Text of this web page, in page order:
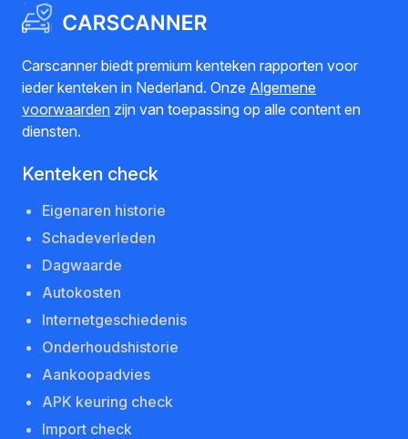
Carscanner biedt premium kenteken rapporten voor
ieder kenteken in Nederland. Onze Algemene
voorwaarden zijn van toepassing op alle content en
diensten.
Kenteken check
Eigenaren historie
Schadeverleden
Dagwaarde
Autokosten
Internetgeschiedenis
Onderhoudshistorie
Aankoopadvies
APK keuring check
Import check